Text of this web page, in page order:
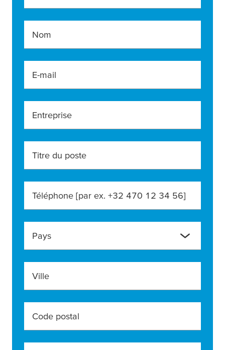
Nom
E-mail
Entreprise
Titre du poste
Téléphone [par ex. +32 470 12 34 56]
Pays
Ville
Code postal